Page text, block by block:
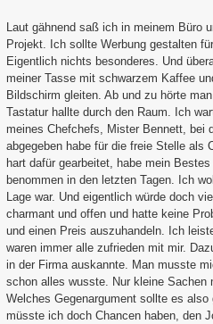
Laut gähnend saß ich in meinem Büro
Projekt. Ich sollte Werbung gestalten
Eigentlich nichts besonderes. Und
meiner Tasse mit schwarzem Kaffee
Bildschirm gleiten. Ab und zu hörte
Tastatur hallte durch den Raum. Ich
meines Chefchefs, Mister Bennett, bei
abgegeben habe für die freie Stelle als
hart dafür gearbeitet, habe mein
benommen in den letzten Tagen. Ich
Lage war. Und eigentlich würde doch
charmant und offen und hatte keine
und einen Preis auszuhandeln. Ich
waren immer alle zufrieden mit mir.
in der Firma auskannte. Man musste
schon alles wusste. Nur kleine Sachen
Welches Gegenargument sollte es
müsste ich doch Chancen haben, den